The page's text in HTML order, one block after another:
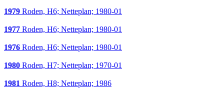
1979 Roden, H6; Netteplan; 1980-01
1977 Roden, H6; Netteplan; 1980-01
1976 Roden, H6; Netteplan; 1980-01
1980 Roden, H7; Netteplan; 1970-01
1981 Roden, H8; Netteplan; 1986